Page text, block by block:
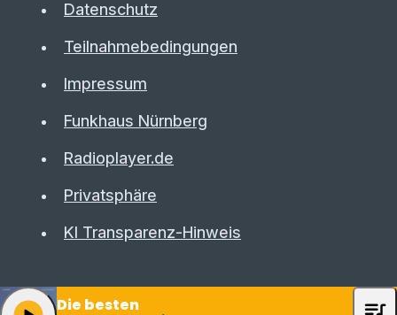
Datenschutz
Teilnahmebedingungen
Impressum
Funkhaus Nürnberg
Radioplayer.de
Privatsphäre
KI Transparenz-Hinweis
Die besten